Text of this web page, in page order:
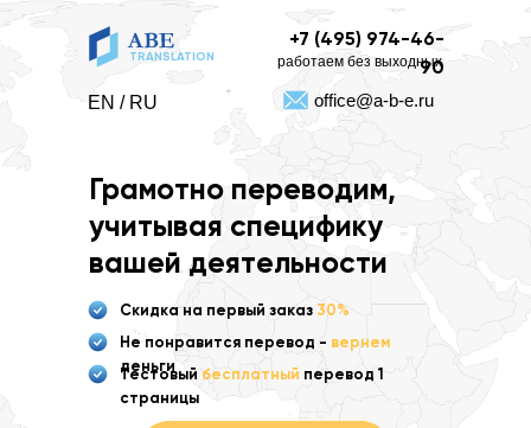
TRANSLATION
office@a-b-e.ru
EN / RU
+7 (495) 974-46-
90
работаем без выходных
Грамотно переводим,
учитывая специфику
вашей деятельности
Скидка на первый заказ 30%
Не понравится перевод - вернем
деньги
Тестовый бесплатный перевод 1
страницы